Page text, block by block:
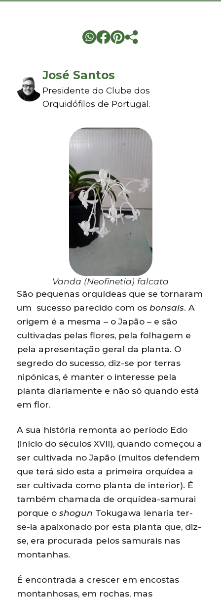
José Santos
Presidente do Clube dos
Orquidófilos de Portugal.
Vanda (Neofinetia) falcata
São pequenas orquídeas que se tornaram
um sucesso parecido com os bonsais. A
origem é a mesma – o Japão – e são
cultivadas pelas flores, pela folhagem e
pela apresentação geral da planta. O
segredo do sucesso, diz-se por terras
nipónicas, é manter o interesse pela
planta diariamente e não só quando está
em flor.
A sua história remonta ao período Edo
(início do séculos XVII), quando começou a
ser cultivada no Japão (muitos defendem
que terá sido esta a primeira orquídea a
ser cultivada como planta de interior). É
também chamada de orquídea-samurai
porque oshogun Tokugawa Ienaria ter-
se-ia apaixonado por esta planta que, diz-
se, era procurada pelos samurais nas
montanhas.
É encontrada a crescer em encostas
montanhosas, em rochas, mas